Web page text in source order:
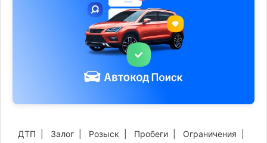
ДТП Залог Розыск Пробеги Ограничения